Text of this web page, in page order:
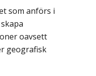
som anförs i
oavsett
geografisk